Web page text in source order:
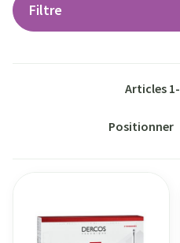
Filtre
Articles 1-
Trier par: